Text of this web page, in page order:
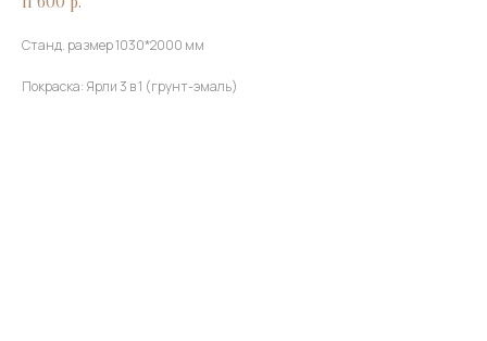
Станд. размер 1030*2000 мм
Покраска: Ярли 3 в 1 (грунт-эмаль)